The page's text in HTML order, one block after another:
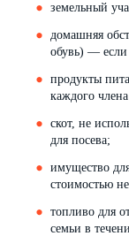
земельный
домашняя
обувь) — если
продукты
каждого
скот, не
для посева;
имущество
стоимостью
топливо для
семьи в